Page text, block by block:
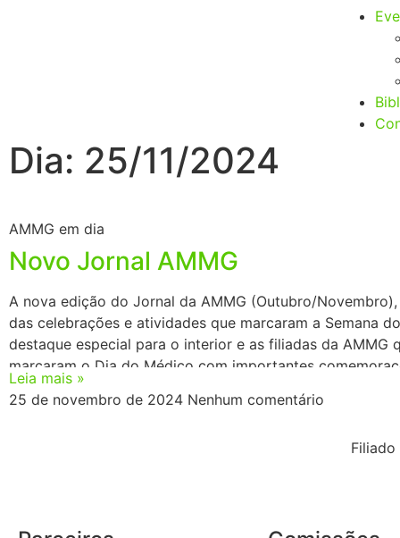
Dia: 25/11/2024
AMMG em dia
Novo Jornal AMMG
A nova edição do Jornal da AMMG (Outubro/
das celebrações e atividades que marcaram a Semana
destaque especial para o interior e as filiadas da AMMG
marcaram o Dia do Médico com importantes
também nessa publicação: LINK PUBLICAÇÃO:
https://ammg.org.br/jornal-novo/
Leia mais »
25 de novembro de 2024 Nenhum comentário
Filiado